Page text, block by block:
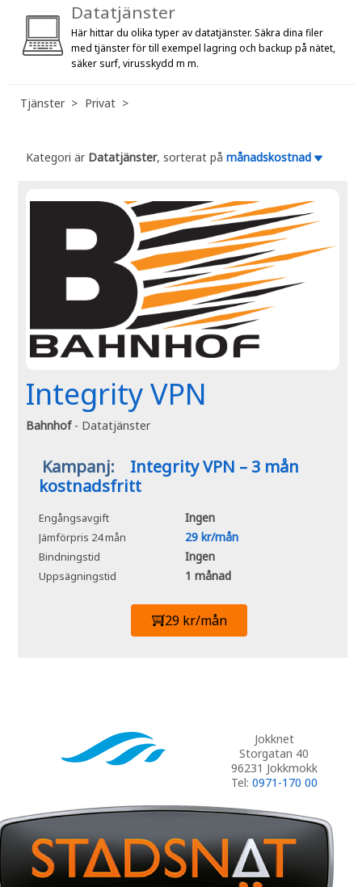
Datatjänster
Här hittar du olika typer av datatjänster. Säkra dina filer
med tjänster för till exempel lagring och backup på nätet,
säker surf, virusskydd m m.
Tjänster Privat
Kategori är Datatjänster, sorterat på månadskostnad
Integrity VPN
Bahnhof- Datatjänster
Kampanj:
Integrity VPN – 3 mån
kostnadsfritt
Engångsavgift Ingen
Jämförpris 24 mån 29 kr/mån
Bindningstid Ingen
Uppsägningstid 1 månad
29 kr/mån
Jokknet
Storgatan 40
96231 Jokkmokk
Tel: 0971-170 00